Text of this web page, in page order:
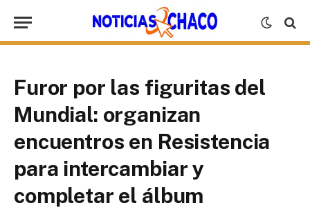
Furor por las figuritas del
Mundial: organizan
encuentros en Resistencia
para intercambiar y
completar el álbum